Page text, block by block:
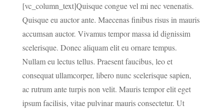
[vc_column_text]Quisque congue vel mi nec venenatis.
Quisque eu auctor ante. Maecenas finibus risus in mauris
accumsan auctor. Vivamus tempor massa id dignissim
scelerisque. Donec aliquam elit eu ornare tempus.
Nullam eu lectus tellus. Praesent faucibus, leo et
consequat ullamcorper, libero nunc scelerisque sapien,
ac rutrum ante turpis non velit. Mauris tempor elit eget
ipsum facilisis, vitae pulvinar mauris consectetur. Ut